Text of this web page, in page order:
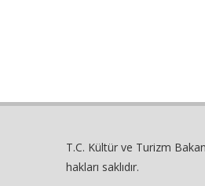
T.C. Kültür ve Turizm
hakları saklıdır.